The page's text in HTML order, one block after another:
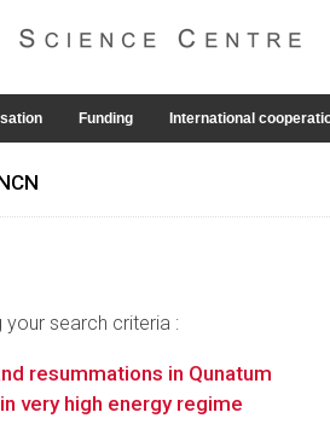
Funding International
search criteria :
resummations in Qunatum
very high energy regime